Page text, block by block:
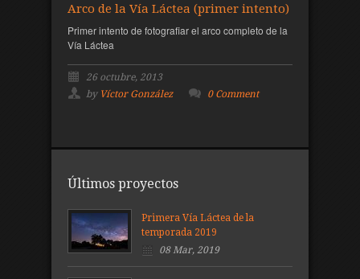
Arco de la Vía Láctea (primer intento)
Primer intento de fotografiar el arco completo de la
Vía Láctea
26 octubre, 2013
by Víctor González 0 Comment
Últimos proyectos
Primera Vía Láctea de la
temporada 2019
08 Mar, 2019